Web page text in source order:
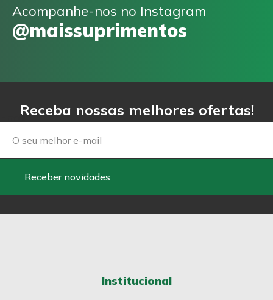
Acompanhe-nos no Instagram
@maissuprimentos
Receba nossas melhores ofertas!
Email
Receber novidades
Institucional